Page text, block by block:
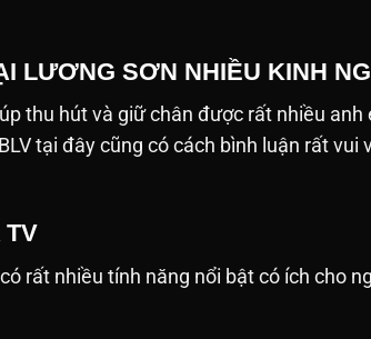
LƯƠNG SƠN NHIỀU KINH
thu hút và giữ chân được rất nhiều
tại đây cũng có cách bình luận rất
TV
rất nhiều tính năng nổi bật có ích cho